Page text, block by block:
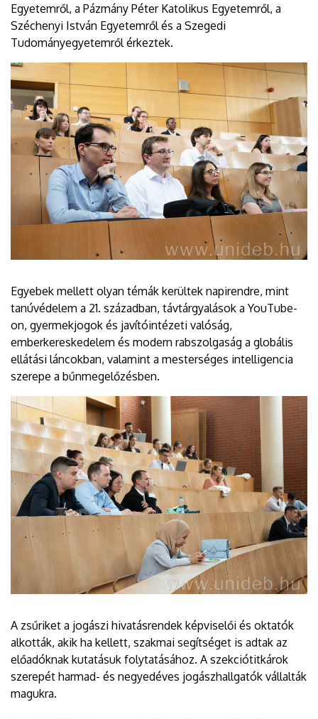
Egyetemről, a Pázmány Péter Katolikus Egyetemről, a
Széchenyi István Egyetemről és a Szegedi
Tudományegyetemről érkeztek.
Egyebek mellett olyan témák kerültek napirendre, mint
tanúvédelem a 21. században, távtárgyalások a YouTube-
on, gyermekjogok és javítóintézeti valóság,
emberkereskedelem és modern rabszolgaság a globális
ellátási láncokban, valamint a mesterséges intelligencia
szerepe a bűnmegelőzésben.
A zsűriket a jogászi hivatásrendek képviselői és oktatók
alkották, akik ha kellett, szakmai segítséget is adtak az
előadóknak kutatásuk folytatásához. A szekciótitkárok
szerepét harmad- és negyedéves jogászhallgatók vállalták
magukra.